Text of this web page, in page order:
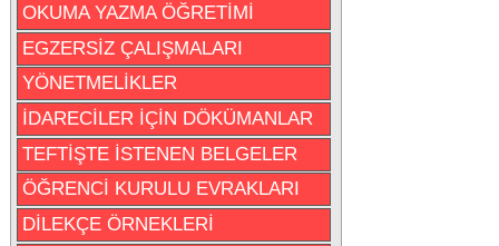
OKUMA YAZMA ÖĞRETİMİ
EGZERSİZ ÇALIŞMALARI
YÖNETMELİKLER
İDARECİLER İÇİN DÖKÜMANLAR
TEFTİŞTE İSTENEN BELGELER
ÖĞRENCİ KURULU EVRAKLARI
DİLEKÇE ÖRNEKLERİ